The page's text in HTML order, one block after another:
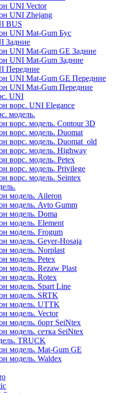
UNI Vector
UNI Zhejang
BUS
UNI Mat-Gum Бус
Задние
UNI Mat-Gum GE Задние
UNI Mat-Gum Задние
Передние
UNI Mat-Gum GE Передние
UNI Mat-Gum Передние
UNI
ворс. UNI Elegance
модель.
ворс. модель. Contour 3D
ворс. модель. Duomat
ворс. модель. Duomat_old
ворс. модель. Highway
ворс. модель. Petex
ворс. модель. Privilege
ворс. модель. Seintex
модель. Aileron
модель. Avto Gumm
модель. Doma
модель. Element
модель. Frogum
модель. Geyer-Hosaja
модель. Norplast
модель. Petex
модель. Rezaw Plast
модель. Rotex
модель. Spart Line
модель. SRTK
модель. UTTK
модель. Vector
модель. борт SeiNtex
модель. сетка SeiNtex
TRUCK
модель. Mat-Gum GE
модель. Waldex